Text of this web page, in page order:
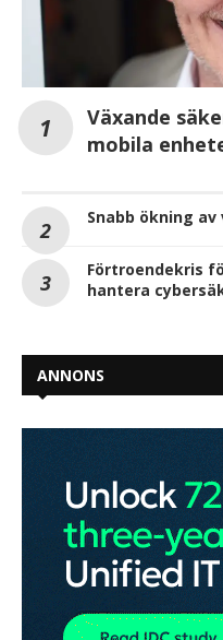
Växande
mobila
Snabb ökning
Förtroendekris
hantera
ANNONS